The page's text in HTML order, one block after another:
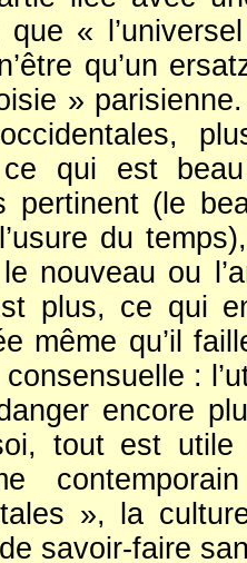
«
qu’un
»
qui est
pertinent (le
du
nouveau ou
plus, ce qui
même qu’il
:
encore
tout est utile
», la
savoir-faire